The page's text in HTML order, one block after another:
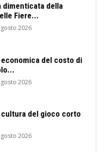
dimenticata della
Fiere...
2026
economica del costo di
2026
cultura del gioco corto
2026